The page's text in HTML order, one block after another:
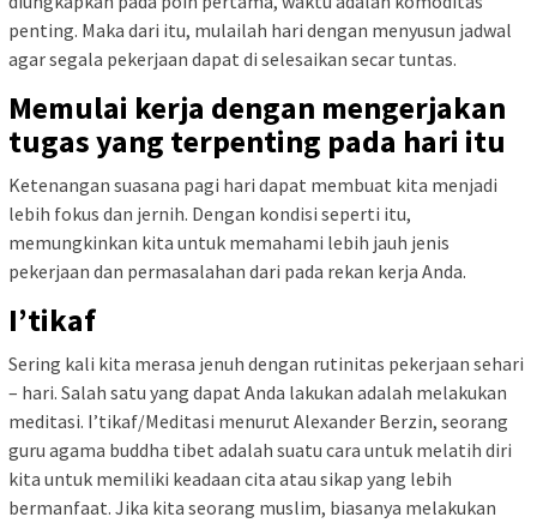
penting. Maka dari itu, mulailah hari dengan menyusun jadwal
agar segala pekerjaan dapat di selesaikan secar tuntas.
Memulai kerja dengan mengerjakan
tugas yang terpenting pada hari itu
Ketenangan suasana pagi hari dapat membuat kita menjadi
lebih fokus dan jernih. Dengan kondisi seperti itu,
memungkinkan kita untuk memahami lebih jauh jenis
pekerjaan dan permasalahan dari pada rekan kerja Anda.
I’tikaf
Sering kali kita merasa jenuh dengan rutinitas pekerjaan sehari
– hari. Salah satu yang dapat Anda lakukan adalah melakukan
meditasi. I’tikaf/Meditasi menurut Alexander Berzin, seorang
guru agama buddha tibet adalah suatu cara untuk melatih diri
kita untuk memiliki keadaan cita atau sikap yang lebih
bermanfaat. Jika kita seorang muslim, biasanya melakukan